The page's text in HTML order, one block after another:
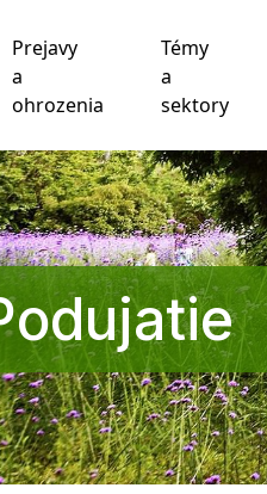
,pre lepší zážitok na webe
sú pre vás relevantnejšie.
Zmeniť moje nastavenia
Prejavy
a
ohrozenia
Témy
a
sektory